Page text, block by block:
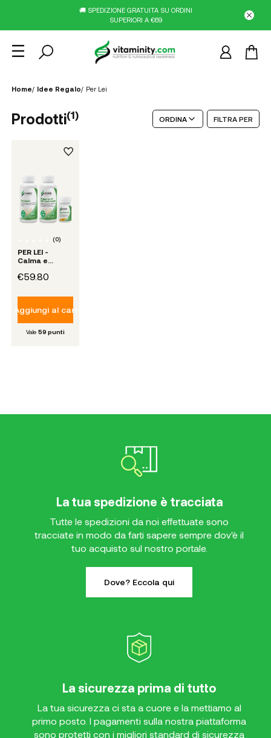
🚚 SPEDIZIONE GRATUITA SU ORDINI
SUPERIORI A €69
Home/ Idee Regalo/ Per Lei
Prodotti(1) ORDINA FILTRA PER
(0)
PER LEI -
Calma e
€59.80
Aggiungi al carrello
Vale 59 punti
La tua spedizione è tracciata
Tutte le spedizioni da noi effettuate sono
tracciate in modo da farti sapere sempre dov'è il
tuo acquisto sul nostro portale.
Dove? Eccola qui
La sicurezza prima di tutto
La tua sicurezza ci sta a cuore e la mettiamo al
primo posto. I pagamenti sulla nostra piattaforma
sono protetti con i migliori standard di sicurezza